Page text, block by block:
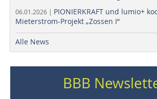
06.01.2026 | PIONIERKRAFT und lumio+
Mieterstrom-Projekt „Zossen I“
Alle News
BBB